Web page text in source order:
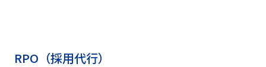
RPO（採用代行）